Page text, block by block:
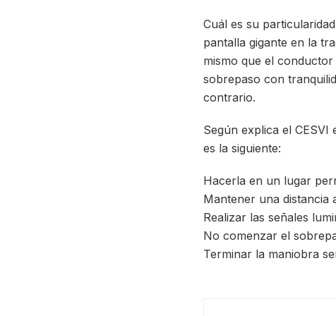
Cuál es su
pantalla gigante en la
mismo que el
sobrepaso con
contrario.
Según explica el
es la siguiente:
Hacerla en un lugar
Mantener una distancia
Realizar las señales
No comenzar el
Terminar la maniobra